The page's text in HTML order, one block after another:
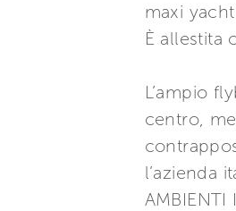
maxi
È allestita
L’ampio
centro,
l’azienda
AMBIENTI